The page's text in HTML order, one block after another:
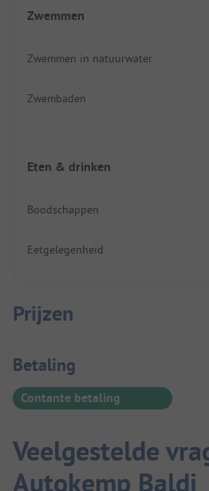
Zwemmen
Zwemmen in natuurwater
Zwembaden
Eten & drinken
Boodschappen
Eetgelegenheid
Prijzen
Betaalinformatie
Betaling
Contante betaling
Veelgestelde
Autokemp Baldi